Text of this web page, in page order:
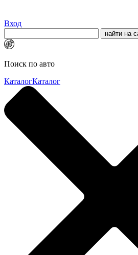
Вход
Поиск по авто
КаталогКаталог